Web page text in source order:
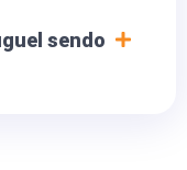
sendo